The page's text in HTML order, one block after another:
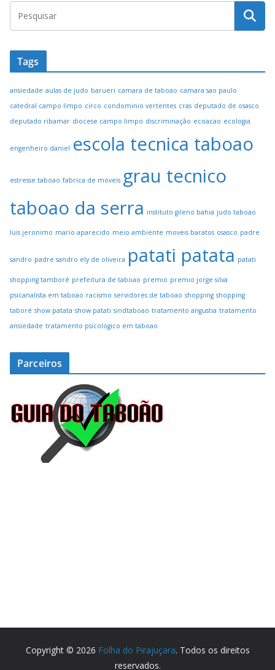
Tags
ansiedade aulas de judo barueri camara de taboao camara sao paulo
catedral campo limpo circo condominio vertentes cras deputado de osasco
deputado ribamar diocese campo limpo discriminação ecoacao ecologia
engenheiro daniel escola tecnica taboao
estresse taboao fabrica de moveis grau tecnico
taboao da serra instituto gileno bahia judo taboao
luis jeronimo mario aparecido meio ambiente moveis baratos osasco padre
sandro padre sandro ely de oliveira patati patata patati
shopping tamboré prefeitura de taboao premio premio jorge silva
psicanalista em taboao racismo servidores de taboao shopping shopping
taboré show patata show patati sindtaboao tratamento angustia tratamento
ansiedade tratamento psicologico em taboao
Parceiros
Copyright © 2026 Folha do Pirajuçara. Todos os direitos
reservados.